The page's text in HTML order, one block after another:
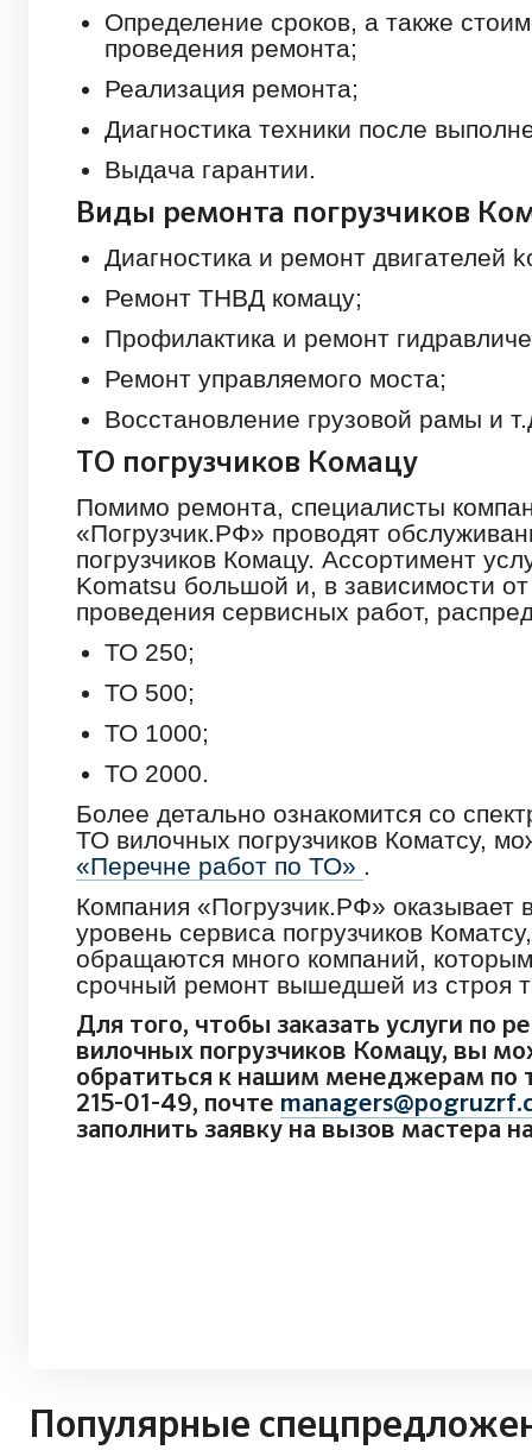
Определение сроков, а также
проведения ремонта;
Реализация ремонта;
Диагностика техники после
Выдача гарантии.
Виды ремонта погрузчиков
Диагностика и ремонт двигателей
Ремонт ТНВД комацу;
Профилактика и ремонт
Ремонт управляемого моста;
Восстановление грузовой рамы и
ТО погрузчиков Комацу
Помимо ремонта, специалисты
«Погрузчик.РФ» проводят
погрузчиков Комацу. Ассортимент
Komatsu большой и, в зависимости
проведения сервисных работ,
ТО 250;
ТО 500;
ТО 1000;
ТО 2000.
Более детально ознакомится со
ТО вилочных погрузчиков Коматсу,
«Перечне работ по ТО» .
Компания «Погрузчик.РФ» оказывает
уровень сервиса погрузчиков
обращаются много компаний,
срочный ремонт вышедшей из строя
Для того, чтобы заказать услуги по
вилочных погрузчиков Комацу, вы
обратиться к нашим менеджерам по
215-01-49, почте
заполнить заявку на вызов мастера
Популярные